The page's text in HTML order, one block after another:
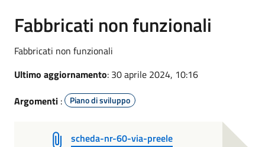
Fabbricati non funzionali
Fabbricati non funzionali
Ultimo aggiornamento: 30 aprile 2024, 10:16
Argomenti : Piano di sviluppo
scheda-nr-60-via-preele